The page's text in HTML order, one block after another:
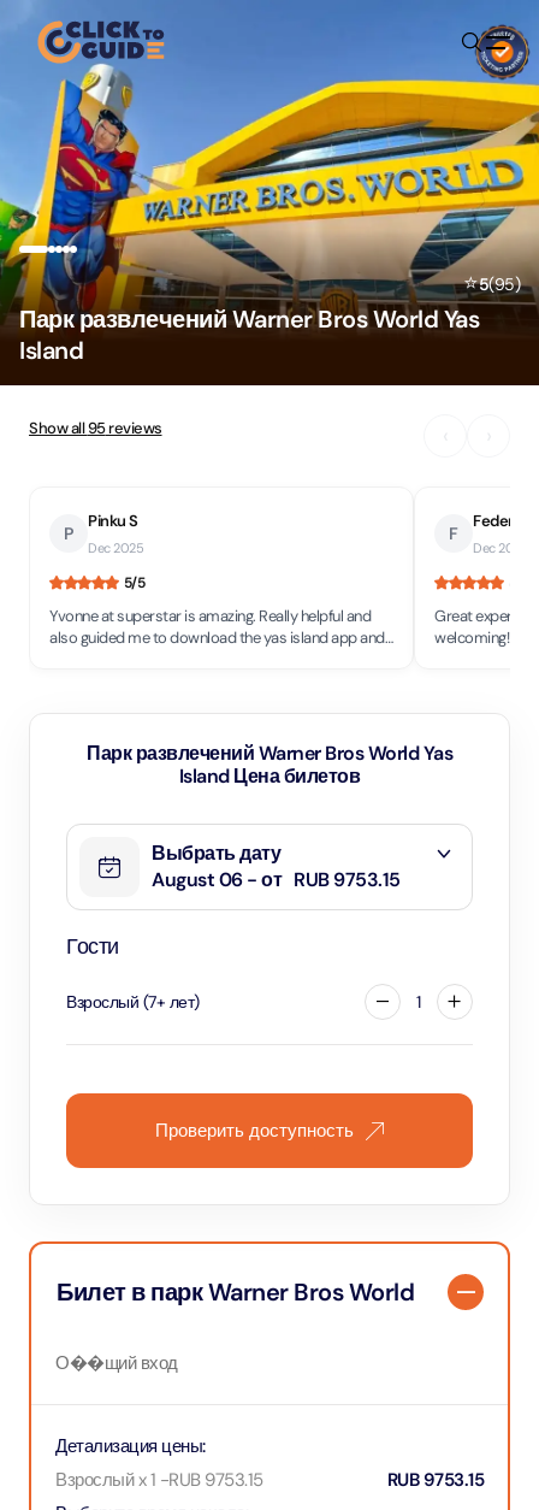
Skip to content
⭐5(95)
Парк развлечений Warner Bros World Yas
Island
Show all95reviews
P
Pinku S
Dec 2025
5/5
Yvonne at superstar is amazing. Really helpful and
also guided me to download the yas island app and
F
Federica
Dec 2025
Great
welcoming! Wonderful place, kids really enjoyed it.
Билет в парк Warner Bros World
О��щий вход
Детализация цены:
Взрослый x 1 -RUB 9753.15 RUB 9753.15
Парк развлечений Warner Bros World Yas
Island Цена билетов
Выбрать дату
August 06 - от RUB 9753.15
Гости
Взрослый (7+ лет) 1
Проверить доступность